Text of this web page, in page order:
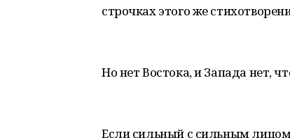
строчках этого же
Но нет Востока, и Запада нет,
Если сильный с сильным лицом